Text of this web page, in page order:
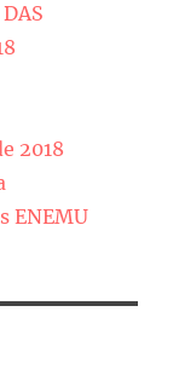
2018
ENEMU